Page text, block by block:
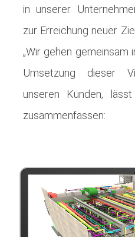
in unserer
zur Erreichung neuer
„Wir gehen gemeinsam
Umsetzung dieser
unseren Kunden,
zusammenfassen: